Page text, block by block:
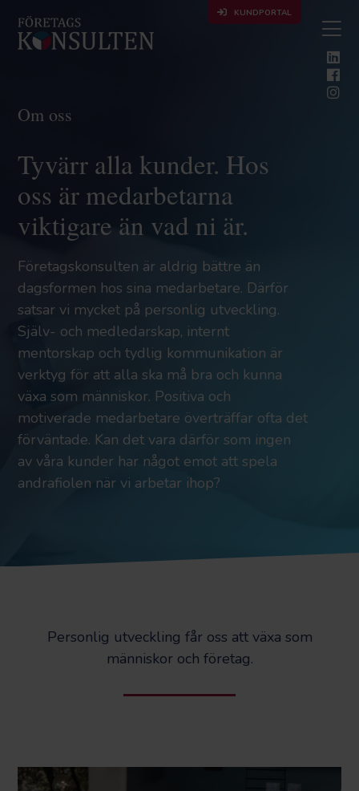
KUNDPORTAL
Om oss
Tyvärr alla kunder. Hos
oss är medarbetarna
viktigare än vad ni är.
Företagskonsulten är aldrig bättre än
dagsformen hos sina medarbetare. Därför
satsar vi mycket på personlig utveckling.
Själv- och medledarskap, internt
mentorskap och tydlig kommunikation är
verktyg för att alla ska må bra och kunna
växa som människor. Positiva och
motiverade medarbetare överträffar ofta det
förväntade. Kan det vara därför som ingen
av våra kunder har något emot att spela
andrafiolen när vi arbetar ihop?
Personlig utveckling får oss att växa som
människor och företag.